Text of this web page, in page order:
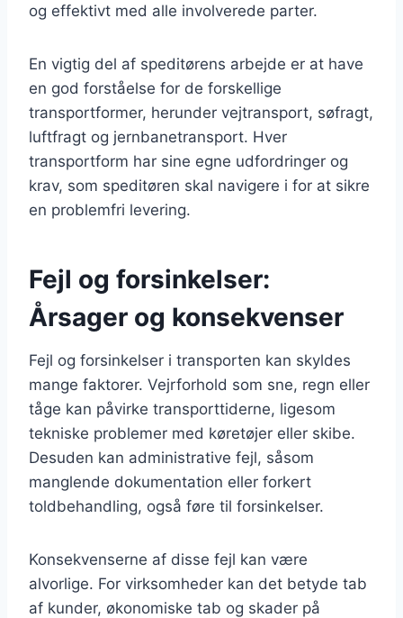
og effektivt med alle involverede parter.
En vigtig del af speditørens arbejde er at have
en god forståelse for de forskellige
transportformer, herunder vejtransport, søfragt,
luftfragt og jernbanetransport. Hver
transportform har sine egne udfordringer og
krav, som speditøren skal navigere i for at sikre
en problemfri levering.
Fejl og forsinkelser:
Årsager og konsekvenser
Fejl og forsinkelser i transporten kan skyldes
mange faktorer. Vejrforhold som sne, regn eller
tåge kan påvirke transporttiderne, ligesom
tekniske problemer med køretøjer eller skibe.
Desuden kan administrative fejl, såsom
manglende dokumentation eller forkert
toldbehandling, også føre til forsinkelser.
Konsekvenserne af disse fejl kan være
alvorlige. For virksomheder kan det betyde tab
af kunder, økonomiske tab og skader på